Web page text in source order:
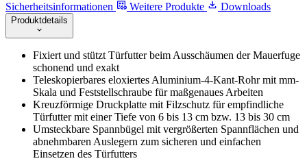
Sicherheitsinformationen
Weitere Produkte Downloads
Produktdetails
Fixiert und stützt Türfutter beim Ausschäumen der Mauerfuge
schonend und exakt
Teleskopierbares eloxiertes Aluminium-4-Kant-Rohr mit mm-
Skala und Feststellschraube für maßgenaues Arbeiten
Kreuzförmige Druckplatte mit Filzschutz für empfindliche
Türfutter mit einer Tiefe von 6 bis 13 cm bzw. 13 bis 30 cm
Umsteckbare Spannbügel mit vergrößerten Spannflächen und
abnehmbaren Auslegern zum sicheren und einfachen
Einsetzen des Türfutters